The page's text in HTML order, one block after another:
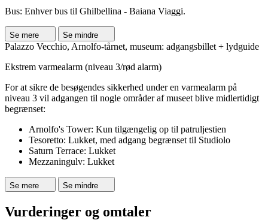
Bus: Enhver bus til Ghilbellina - Baiana Viaggi.
Se mere Se mindre
Palazzo Vecchio, Arnolfo-tårnet, museum: adgangsbillet + lydguide
Ekstrem varmealarm (niveau 3/rød alarm)
For at sikre de besøgendes sikkerhed under en varmealarm på
niveau 3 vil adgangen til nogle områder af museet blive midlertidigt
begrænset:
Arnolfo's Tower: Kun tilgængelig op til patruljestien
Tesoretto: Lukket, med adgang begrænset til Studiolo
Saturn Terrace: Lukket
Mezzaningulv: Lukket
Se mere Se mindre
Vurderinger og omtaler